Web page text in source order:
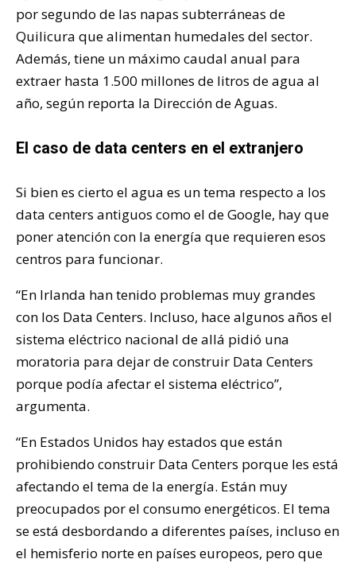
por segundo de las napas subterráneas de
Quilicura que alimentan humedales del sector.
Además, tiene un máximo caudal anual para
extraer hasta 1.500 millones de litros de agua al
año, según reporta la Dirección de Aguas.
El caso de data centers en el extranjero
Si bien es cierto el agua es un tema respecto a los
data centers antiguos como el de Google, hay que
poner atención con la energía que requieren esos
centros para funcionar.
“En Irlanda han tenido problemas muy grandes
con los Data Centers. Incluso, hace algunos años el
sistema eléctrico nacional de allá pidió una
moratoria para dejar de construir Data Centers
porque podía afectar el sistema eléctrico”,
argumenta.
“En Estados Unidos hay estados que están
prohibiendo construir Data Centers porque les está
afectando el tema de la energía. Están muy
preocupados por el consumo energéticos. El tema
se está desbordando a diferentes países, incluso en
el hemisferio norte en países europeos, pero que